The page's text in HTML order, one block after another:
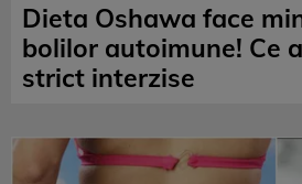
Dieta Oshawa face
bolilor autoimune! Ce
strict interzise